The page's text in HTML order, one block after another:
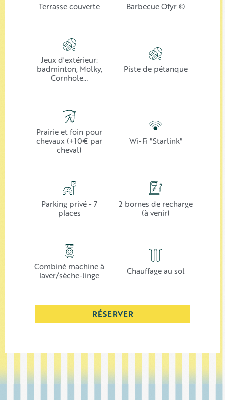
Terrasse couverte Barbecue Ofyr ©
Jeux d'extérieur:
badminton, Molky,
Cornhole…
Piste de pétanque
Prairie et foin pour
chevaux (+10€ par
cheval)
Wi-Fi "Starlink"
Parking privé - 7
places
2 bornes de recharge
(à venir)
Combiné machine à
laver/sèche-linge
Chauffage au sol
RÉSERVER